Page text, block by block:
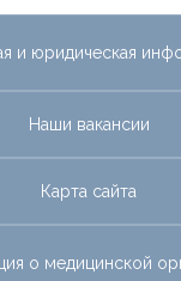
и юридическая
Наши вакансии
Карта сайта
о медицинской